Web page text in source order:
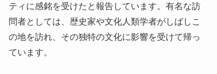
ティに感銘を受けたと報告しています。有名な訪
問者としては、歴史家や文化人類学者がしばしこ
の地を訪れ、その独特の文化に影響を受けて帰っ
ています。